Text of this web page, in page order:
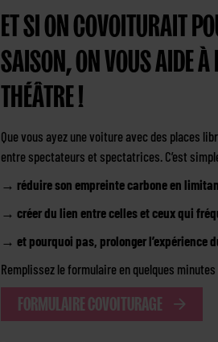
ET SI ON COVOITURAIT
SAISON, ON VOUS AIDE À
THÉÂTRE !
Que vous ayez une voiture avec des places
entre spectateurs et spectatrices. C’est
→ réduire son empreinte carbone en
→ créer du lien entre celles et ceux qui
→ et pourquoi pas, prolonger l’expérience
Remplissez le formulaire en quelques
FORMULAIRE COVOITURAGE